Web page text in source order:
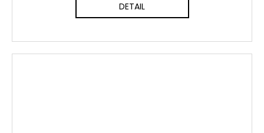
DETAIL